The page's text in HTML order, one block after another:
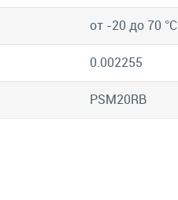
от -20 до 70 °C
0.002255
PSM20RB